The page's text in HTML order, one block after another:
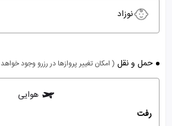
نوزاد
حمل و نقل ( امکان تغییر پروازها در رزرو وجود
هوایی
رفت